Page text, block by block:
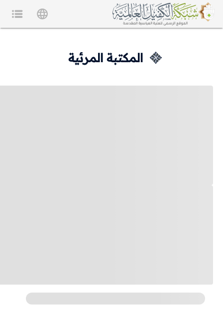
المكتبة المرئية